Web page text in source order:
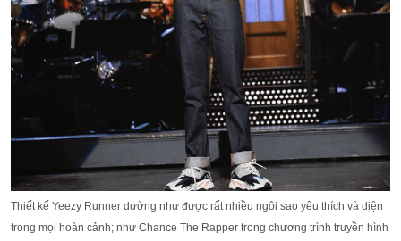
Thiết kế Yeezy Runner dường như được rất nhiều ngôi sao yêu thích và diện
trong mọi hoàn cảnh; như Chance The Rapper trong chương trình truyền hình